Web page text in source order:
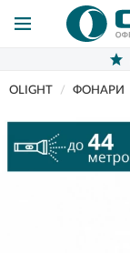
OLIGHT ФОНАРИ